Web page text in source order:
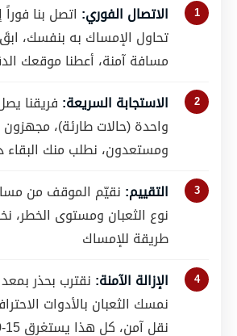
الاتصال الفوري: اتصل بنا فوراً
تحاول الإمساك به بنفسك،
مسافة آمنة، أعطنا موقعك
الاستجابة السريعة: فريقنا
واحدة (حالات طارئة)، مجهزون
ومستعدون، نطلب منك البقاء
التقييم: نقيّم الموقف من
نوع الثعبان ومستوى الخطر،
طريقة للإمساك
الإزالة الآمنة: نقترب بحذر
نمسك الثعبان بالأدوات
نقل آمن، كل هذا يستغرق 15-30 دقيقة